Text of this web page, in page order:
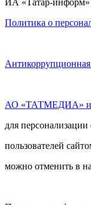
Политика о
АО «ТАТМЕДИА»
для персонализации
пользователей
можно отменить в